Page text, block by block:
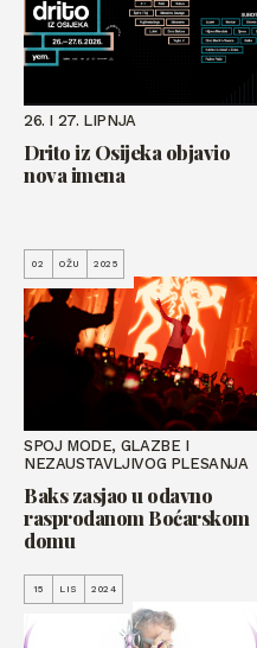
26. I 27. LIPNJA
Drito iz Osijeka objavio
nova imena
02 OŽU 2025
SPOJ MODE, GLAZBE I
NEZAUSTAVLJIVOG PLESANJA
Baks zasjao u odavno
rasprodanom Boćarskom
domu
15 LIS 2024